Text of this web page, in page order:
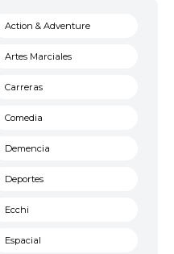
Action & Adventure
Artes Marciales
Carreras
Comedia
Demencia
Deportes
Ecchi
Espacial